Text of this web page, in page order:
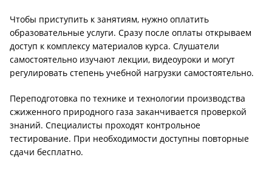
Чтобы приступить к занятиям, нужно оплатить
образовательные услуги. Сразу после оплаты открываем
доступ к комплексу материалов курса. Слушатели
самостоятельно изучают лекции, видеоуроки и могут
регулировать степень учебной нагрузки самостоятельно.
Переподготовка по технике и технологии производства
сжиженного природного газа заканчивается проверкой
знаний. Специалисты проходят контрольное
тестирование. При необходимости доступны повторные
сдачи бесплатно.